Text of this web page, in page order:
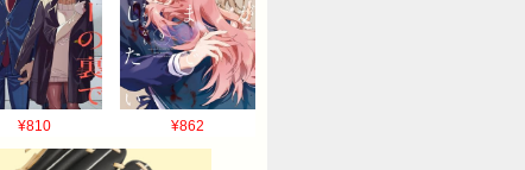
¥810 ¥862